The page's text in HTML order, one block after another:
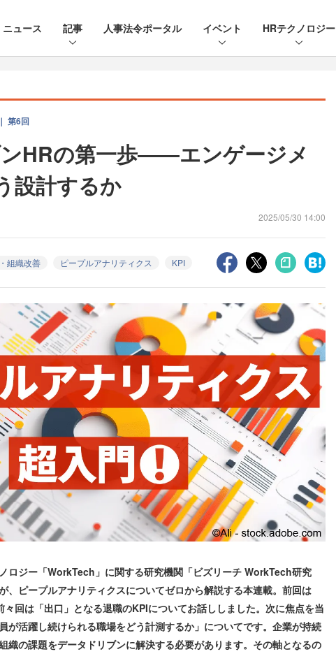
ニュース 記事 人事法令ポータル イベント HRテクノロジー
第6回
HRの第一歩――エンゲージメ
設計するか
2025/05/30 14:00
組織改善 ピープルアナリティクス KPI
ロジー「WorkTech」に関する研究機関「ビズリーチ WorkTech研究
、ピープルアナリティクスについてゼロから解説する本連載。前回は
々回は「出口」となる退職のKPIについてお話ししました。次に焦点を当
が活躍し続けられる職場をどう計測するか」についてです。企業が持続
織の課題をデータドリブンに解決する必要があります。その軸となるの